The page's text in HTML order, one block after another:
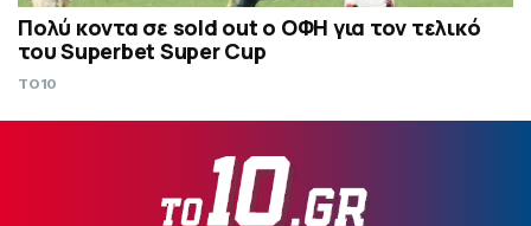
Πολύ κοντα σε sold out ο ΟΦΗ για τον τελικό
του Superbet Super Cup
TO10